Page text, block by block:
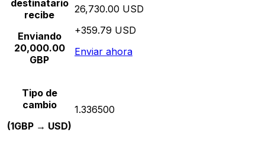
destinatario
recibe
Enviando
20,000.00
GBP
26,730.00 USD
+359.79 USD
Enviar ahora
Tipo de
cambio
(1GBP → USD)
1.336500